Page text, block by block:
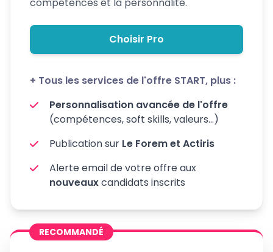
Choisir Pro
+ Tous les services de l'offre START, plus :
Personnalisation avancée de l'offre
(compétences, soft skills, valeurs...)
Publication sur Le Forem et Actiris
Alerte email de votre offre aux
nouveauxcandidats inscrits
RECOMMANDÉ